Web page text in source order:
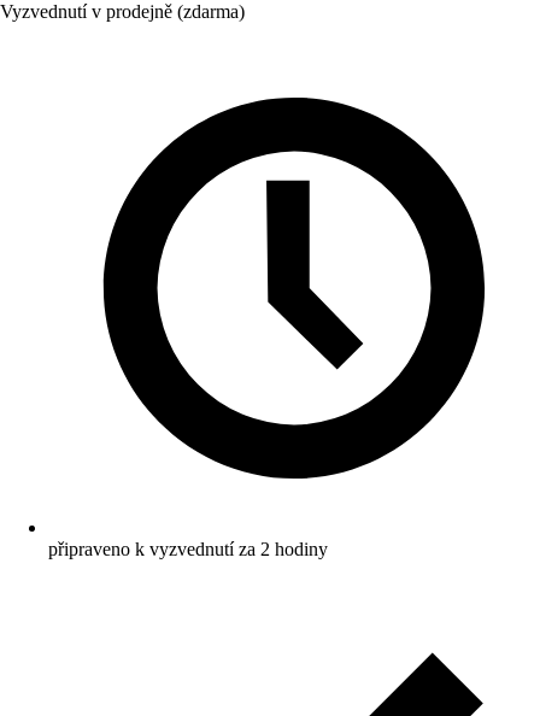
Vyzvednutí v prodejně (zdarma)
připraveno k vyzvednutí za 2 hodiny